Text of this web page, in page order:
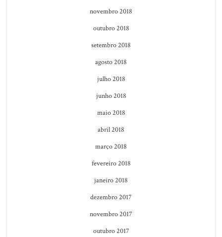
novembro 2018
outubro 2018
setembro 2018
agosto 2018
julho 2018
junho 2018
maio 2018
abril 2018
março 2018
fevereiro 2018
janeiro 2018
dezembro 2017
novembro 2017
outubro 2017